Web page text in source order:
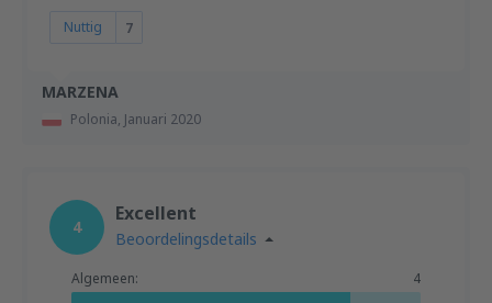
MARZENA
Polonia, Januari 2020
Nuttig 7
4
Excellent
Beoordelingsdetails
Algemeen: 4